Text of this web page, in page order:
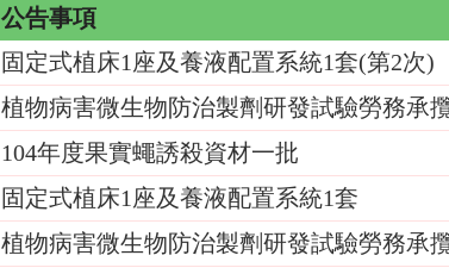
公告事項
固定式植床1座及養液配置系統1套(第2次)
植物病害微生物防治製劑研發試驗勞務承
104年度果實蠅誘殺資材一批
固定式植床1座及養液配置系統1套
植物病害微生物防治製劑研發試驗勞務承